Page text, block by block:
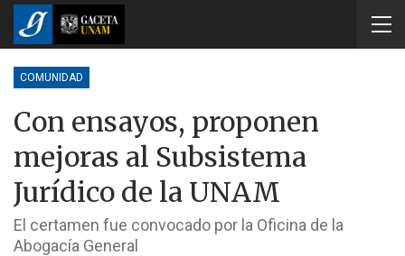
COMUNIDAD
Con ensayos, proponen
mejoras al Subsistema
Jurídico de la UNAM
El certamen fue convocado por la Oficina de la
Abogacía General